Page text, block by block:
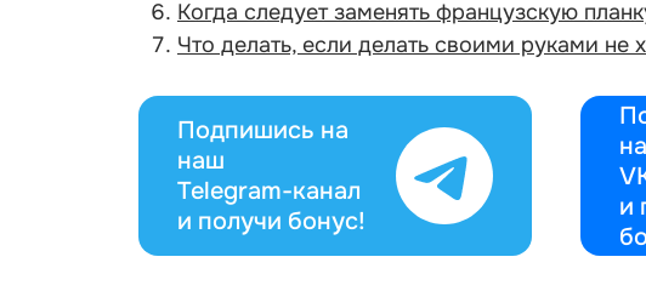
Когда следует заменять французскую
Что делать, если делать своими руками не
Подпишись на
наш
Telegram-канал
и получи бонус!
и